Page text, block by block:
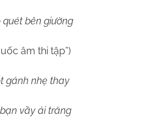
bên giường
âm thi tập”)
gánh nhẹ thay
vầy ải trăng